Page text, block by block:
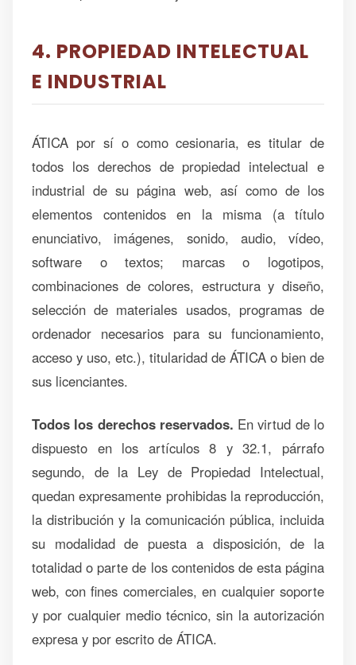
4. PROPIEDAD INTELECTUAL
E INDUSTRIAL
ÁTICA por sí o como cesionaria, es titular de
todos los derechos de propiedad intelectual e
industrial de su página web, así como de los
elementos contenidos en la misma (a título
enunciativo, imágenes, sonido, audio, vídeo,
software o textos; marcas o logotipos,
combinaciones de colores, estructura y diseño,
selección de materiales usados, programas de
ordenador necesarios para su funcionamiento,
acceso y uso, etc.), titularidad de ÁTICA o bien de
sus licenciantes.
Todos los derechos reservados. En virtud de lo
dispuesto en los artículos 8 y 32.1, párrafo
segundo, de la Ley de Propiedad Intelectual,
quedan expresamente prohibidas la reproducción,
la distribución y la comunicación pública, incluida
su modalidad de puesta a disposición, de la
totalidad o parte de los contenidos de esta página
web, con fines comerciales, en cualquier soporte
y por cualquier medio técnico, sin la autorización
expresa y por escrito de ÁTICA.